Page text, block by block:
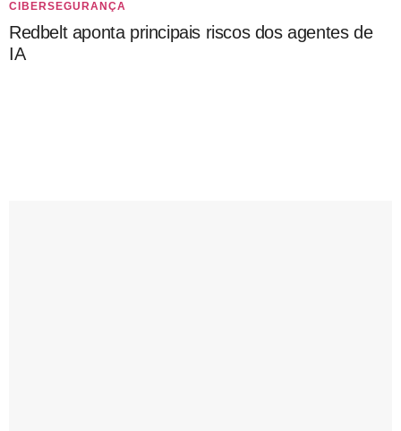
CIBERSEGURANÇA
Redbelt aponta principais riscos dos agentes de
IA